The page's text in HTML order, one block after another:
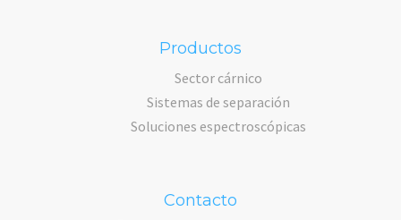
Productos
Sector cárnico
Sistemas de separación
Soluciones espectroscópicas
Contacto